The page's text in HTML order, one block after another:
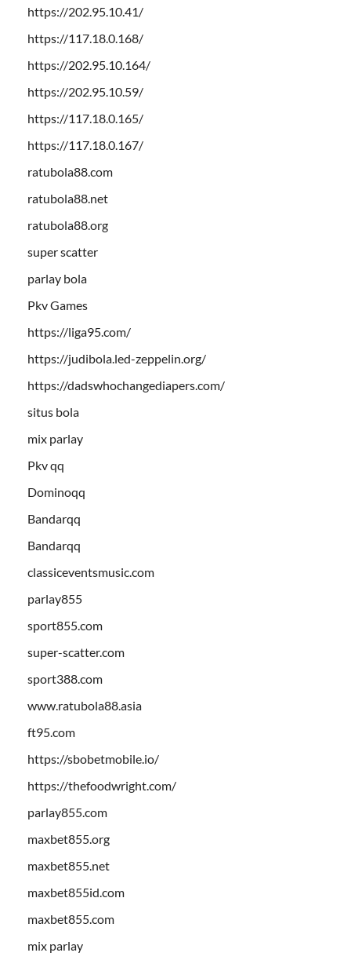
https://202.95.10.41/
https://117.18.0.168/
https://202.95.10.164/
https://202.95.10.59/
https://117.18.0.165/
https://117.18.0.167/
ratubola88.com
ratubola88.net
ratubola88.org
super scatter
parlay bola
Pkv Games
https://liga95.com/
https://judibola.led-zeppelin.org/
https://dadswhochangediapers.com/
situs bola
mix parlay
Pkv qq
Dominoqq
Bandarqq
Bandarqq
classiceventsmusic.com
parlay855
sport855.com
super-scatter.com
sport388.com
www.ratubola88.asia
ft95.com
https://sbobetmobile.io/
https://thefoodwright.com/
parlay855.com
maxbet855.org
maxbet855.net
maxbet855id.com
maxbet855.com
mix parlay